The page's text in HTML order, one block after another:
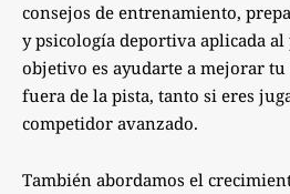
consejos de entrenamiento,
y psicología deportiva aplicada al
objetivo es ayudarte a mejorar
fuera de la pista, tanto si eres
competidor avanzado.
También abordamos el